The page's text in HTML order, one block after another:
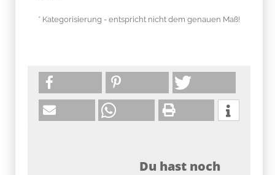
* Kategorisierung - entspricht nicht dem genauen Maß!
Du hast noch